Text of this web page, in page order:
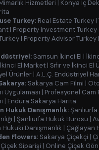
Hizmetleri | Konya İç
Turkey: Real Estate Turkey |
| Property Investment Turkey
| Property Advisor Turkey |
Samsun İkinci El |
El Market | Sıfır ve İkinci El
Ürünler | A.L.Ç. Endüstriyel
Sakarya Cam Filmi |
Uygulaması | Profesyonel Cam
| Endura Sakarya Harita
Hukuk Danışmanlık:
| Şanlıurfa Hukuk Bürosu |
Hukuki Danışmanlık | Çağlayan
Flowers: Sakarya Çiçekçi |
Siparişi | Online Çiçek